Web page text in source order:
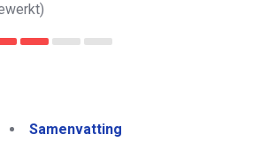
Samenvatting